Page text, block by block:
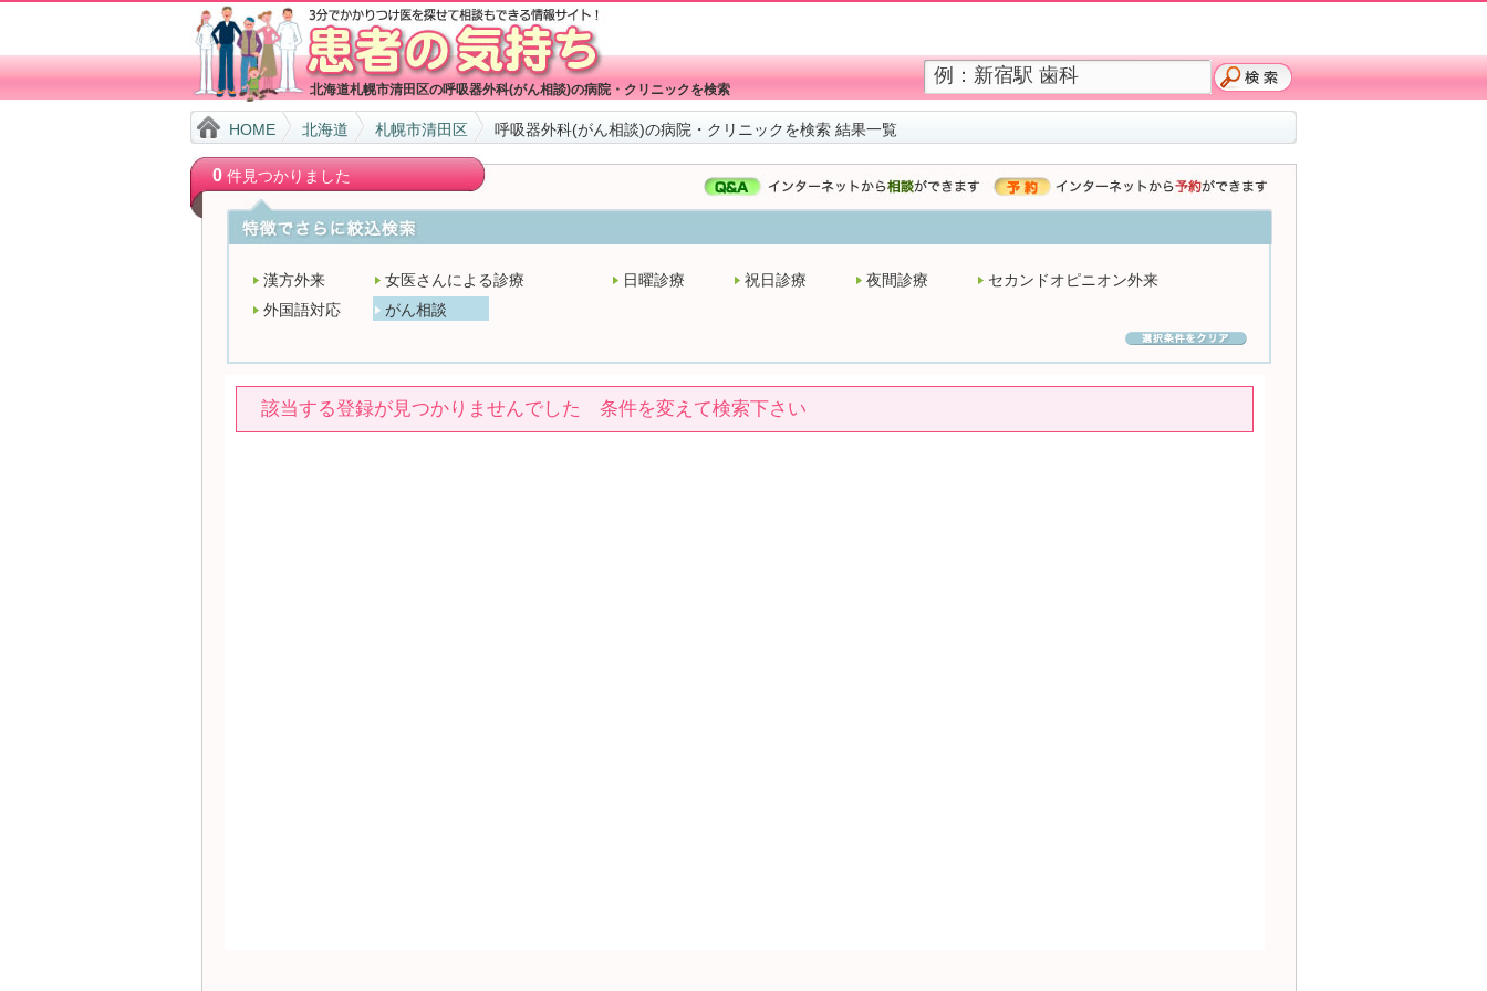
北海道札幌市清田区の呼吸器外科(がん相談)の病院・クリニックを検索
HOME 北海道 札幌市清田区 呼吸器外科(がん相談)の病院・クリニックを検索 結果一覧
0件見つかりました
漢方外来 女医さんによる診療 日曜診療 祝日診療 夜間診療
セカンドオピニオン外来
外国語対応
がん相談
該当する登録が見つかりませんでした 条件を変えて検索下さい